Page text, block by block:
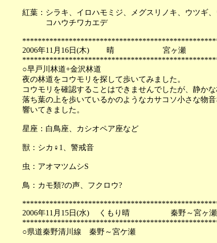
紅葉：シラキ、イロハモミジ、メグスリノキ、ウツギ
コハウチワカエデ
2006年11月16日(木) 晴 宮ヶ瀬
○早戸川林道+金沢林道
夜の林道をコウモリを探して歩いてみました。
コウモリを確認することはできませんでしたが、静か
落ち葉の上を歩いているかのようなカサコソ小さな物
響いてきました。
星座：白鳥座、カシオペア座など
獣：シカ♀1、警戒音
虫：アオマツムシS
鳥：カモ類?の声、フクロウ?
2006年11月15日(水) くもり晴 秦野～宮ヶ
○県道秦野清川線 秦野～宮ケ瀬